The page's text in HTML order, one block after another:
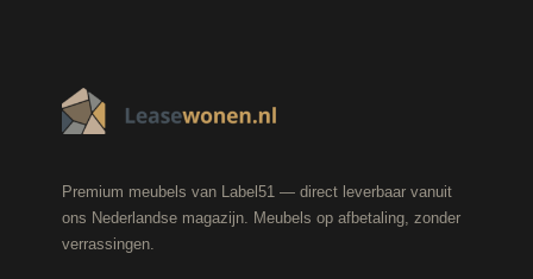
Premium meubels van Label51 — direct leverbaar vanuit
ons Nederlandse magazijn. Meubels op afbetaling, zonder
verrassingen.